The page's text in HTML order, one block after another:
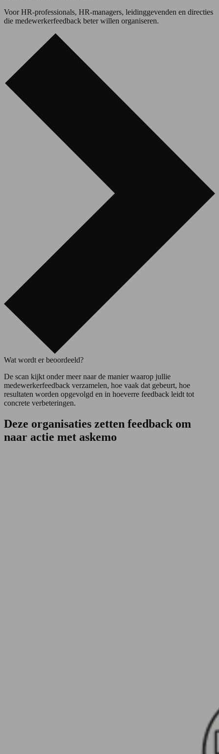
Voor HR-professionals, HR-managers, leidinggevenden en directies
die medewerkerfeedback beter willen organiseren.
Wat wordt er beoordeeld?
De scan kijkt onder meer naar de manier waarop jullie
medewerkerfeedback verzamelen, hoe vaak dat gebeurt, hoe
resultaten worden opgevolgd en in hoeverre feedback leidt tot
concrete verbeteringen.
Deze organisaties zetten feedback om
naar actie met askemo